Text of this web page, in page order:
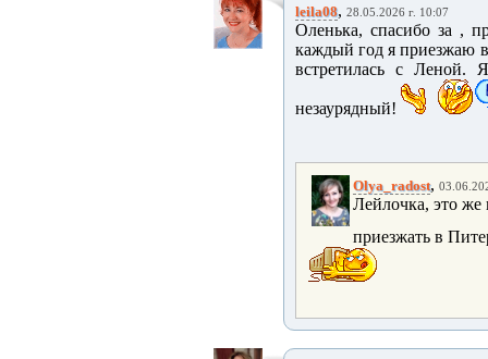
leila08, 28.05.2026 г. 10:07
Оленька, спасибо за ,
каждый год я приезжаю
встретилась с Леной.
незаурядный!
Olya_radost,
Лейлочка, это же
приезжать в